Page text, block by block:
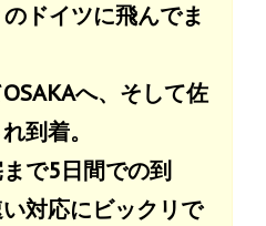
ドイツに飛んでま
へ、そして佐
到着。
で5日間での到
対応にビックリで